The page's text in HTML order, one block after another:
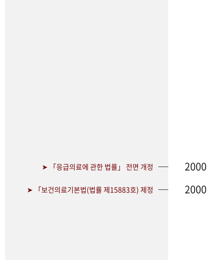
➤ 「응급의료에 관한 법률」 전면 개정 2000
➤ 「보건의료기본법(법률 제15883호) 제정 2000